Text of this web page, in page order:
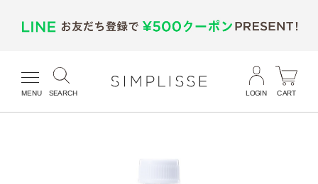
MENU SEARCH LOGIN CART